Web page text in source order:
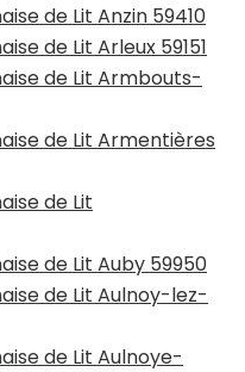
de Lit Anzin 59410
de Lit Arleux 59151
de Lit Armbouts-
de Lit Armentières
de Lit
de Lit Auby 59950
de Lit Aulnoy-lez-
de Lit Aulnoye-